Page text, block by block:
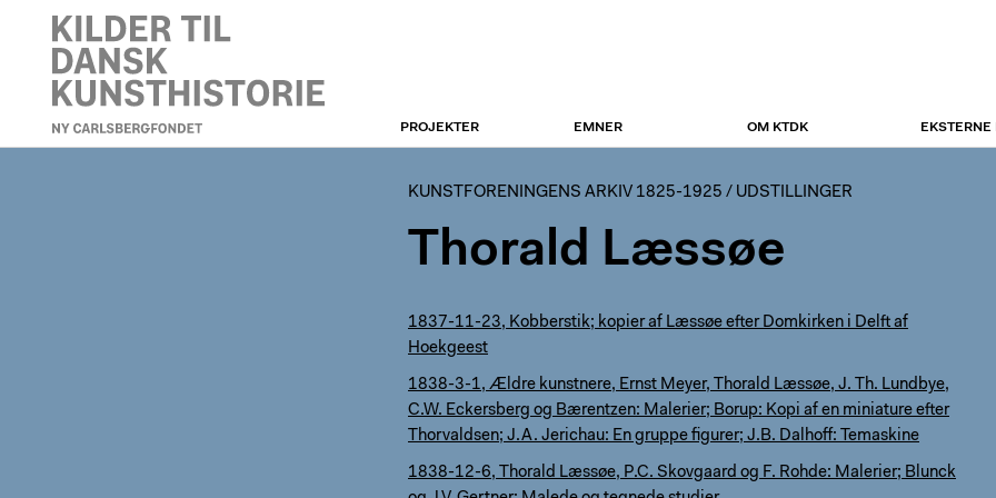
KUNSTFORENINGEN
PROJEKTER EMNER OM KTDK EKSTERNE
KUNSTFORENINGENS ARKIV 1825-1925 / UDSTILLINGER
Thorald Læssøe
1837-11-23, Kobberstik; kopier af Læssøe efter Domkirken i Delft af
Hoekgeest
1838-3-1, Ældre kunstnere, Ernst Meyer, Thorald Læssøe, J. Th. Lundbye,
C.W. Eckersberg og Bærentzen: Malerier; Borup: Kopi af en miniature efter
Thorvaldsen; J.A. Jerichau: En gruppe figurer; J.B. Dalhoff: Temaskine
1838-12-6, Thorald Læssøe, P.C. Skovgaard og F. Rohde: Malerier; Blunck